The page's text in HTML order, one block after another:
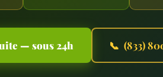
— sous 24h 📞 (833)